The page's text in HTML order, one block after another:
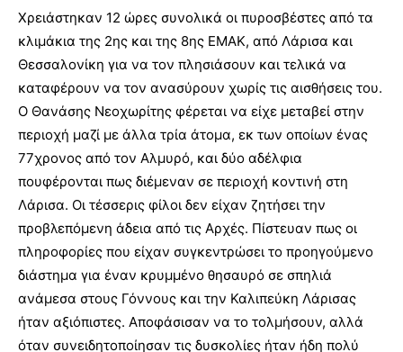
Χρειάστηκαν 12 ώρες συνολικά οι πυροσβέστες από τα
κλιμάκια της 2ης και της 8ης ΕΜΑΚ, από Λάρισα και
Θεσσαλονίκη για να τον πλησιάσουν και τελικά να
καταφέρουν να τον ανασύρουν χωρίς τις αισθήσεις του.
Ο Θανάσης Νεοχωρίτης φέρεται να είχε μεταβεί στην
περιοχή μαζί με άλλα τρία άτομα, εκ των οποίων ένας
77χρονος από τον Αλμυρό, και δύο αδέλφια
πουφέρονται πως διέμεναν σε περιοχή κοντινή στη
Λάρισα. Οι τέσσερις φίλοι δεν είχαν ζητήσει την
προβλεπόμενη άδεια από τις Αρχές. Πίστευαν πως οι
πληροφορίες που είχαν συγκεντρώσει το προηγούμενο
διάστημα για έναν κρυμμένο θησαυρό σε σπηλιά
ανάμεσα στους Γόννους και την Καλιπεύκη Λάρισας
ήταν αξιόπιστες. Αποφάσισαν να το τολμήσουν, αλλά
όταν συνειδητοποίησαν τις δυσκολίες ήταν ήδη πολύ